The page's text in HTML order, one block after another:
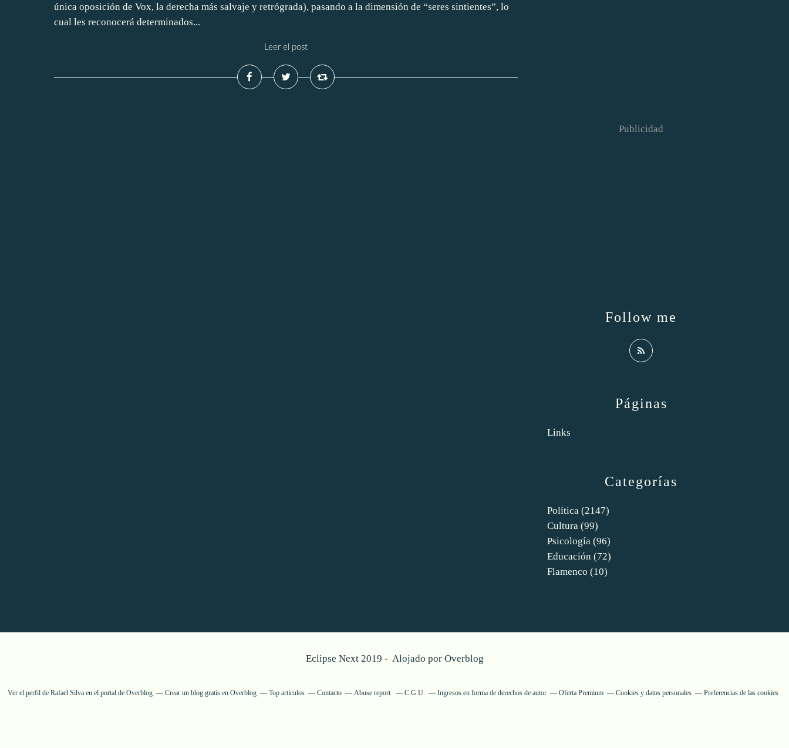
única oposición de Vox, la derecha más salvaje y retrógrada), pasando a la dimensión de “seres sintientes”, lo
cual les reconocerá determinados...
Leer el post
Categorías
Política (2147)
Cultura (99)
Psicología (96)
Educación (72)
Flamenco (10)
Páginas
Links
Follow me
Publicidad
Eclipse Next 2019 - Alojado por Overblog
Ver el perfil de Rafael Silvaen el portal de Overblog Crear un blog gratis en Overblog Top artículos Contacto Abuse report C.G.U. Ingresos en forma de derechos de autor Oferta Premium Cookies y datos personales Preferencias de las cookies